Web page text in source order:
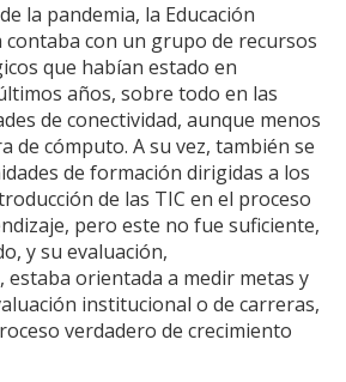
la pandemia, la Educación
contaba con un grupo de recursos
que habían estado en
años, sobre todo en las
de conectividad, aunque menos
de cómputo. A su vez, también se
de formación dirigidas a los
de las TIC en el proceso
pero este no fue suficiente,
y su evaluación,
orientada a medir metas y
institucional o de carreras,
verdadero de crecimiento